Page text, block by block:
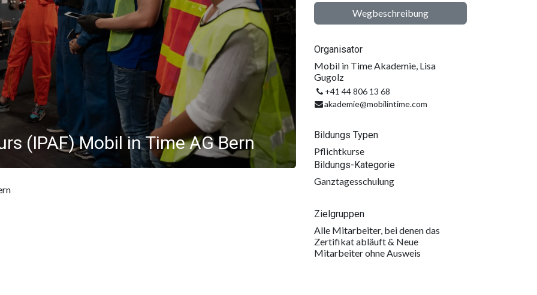
(IPAF) Mobil in Time AG Bern
Wegbeschreibung
Organisator
Mobil in Time Akademie, Lisa
Gugolz
+41 44 806 13 68
akademie@mobilintime.com
Bildungs Typen
Pflichtkurse
Bildungs-Kategorie
Ganztagesschulung
Zielgruppen
Alle Mitarbeiter, bei denen das
Zertifikat abläuft & Neue
Mitarbeiter ohne Ausweis